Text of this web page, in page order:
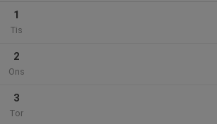
1
Tis
2
Ons
3
Tor